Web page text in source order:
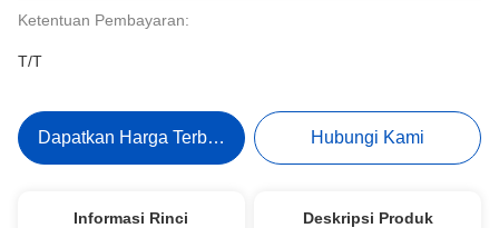
Ketentuan Pembayaran:
T/T
Dapatkan Harga Terbaik Hubungi Kami
Informasi Rinci Deskripsi Produk